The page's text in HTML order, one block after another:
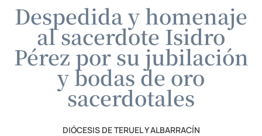
Despedida y homenaje
al sacerdote Isidro
Pérez por su jubilación
y bodas de oro
sacerdotales
DIÓCESIS DE TERUEL Y ALBARRACÍN